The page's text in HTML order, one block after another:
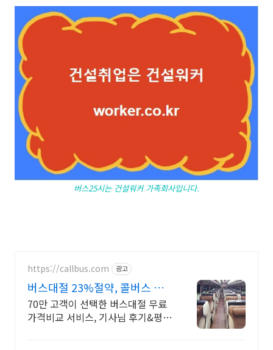
버스25시는 건설워커 가족회사입니다.
https://callbus.com 광고
버스대절 23%절약, 콜버스 예
약 고객 98.9% 만족!
70만 고객이 선택한 버스대절 무료
가격비교 서비스, 기사님 후기&평점